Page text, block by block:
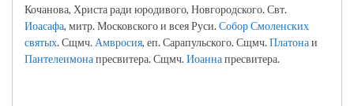
Кочанова, Христа ради юродивого, Новгородского. Свт.
Иоасафа, митр. Московского и всея Руси.Собор Смоленских
святых. Сщмч. Амвросия, еп. Сарапульского. Сщмч.Платонаи
Пантелеимонапресвитера. Сщмч.Иоаннапресвитера.